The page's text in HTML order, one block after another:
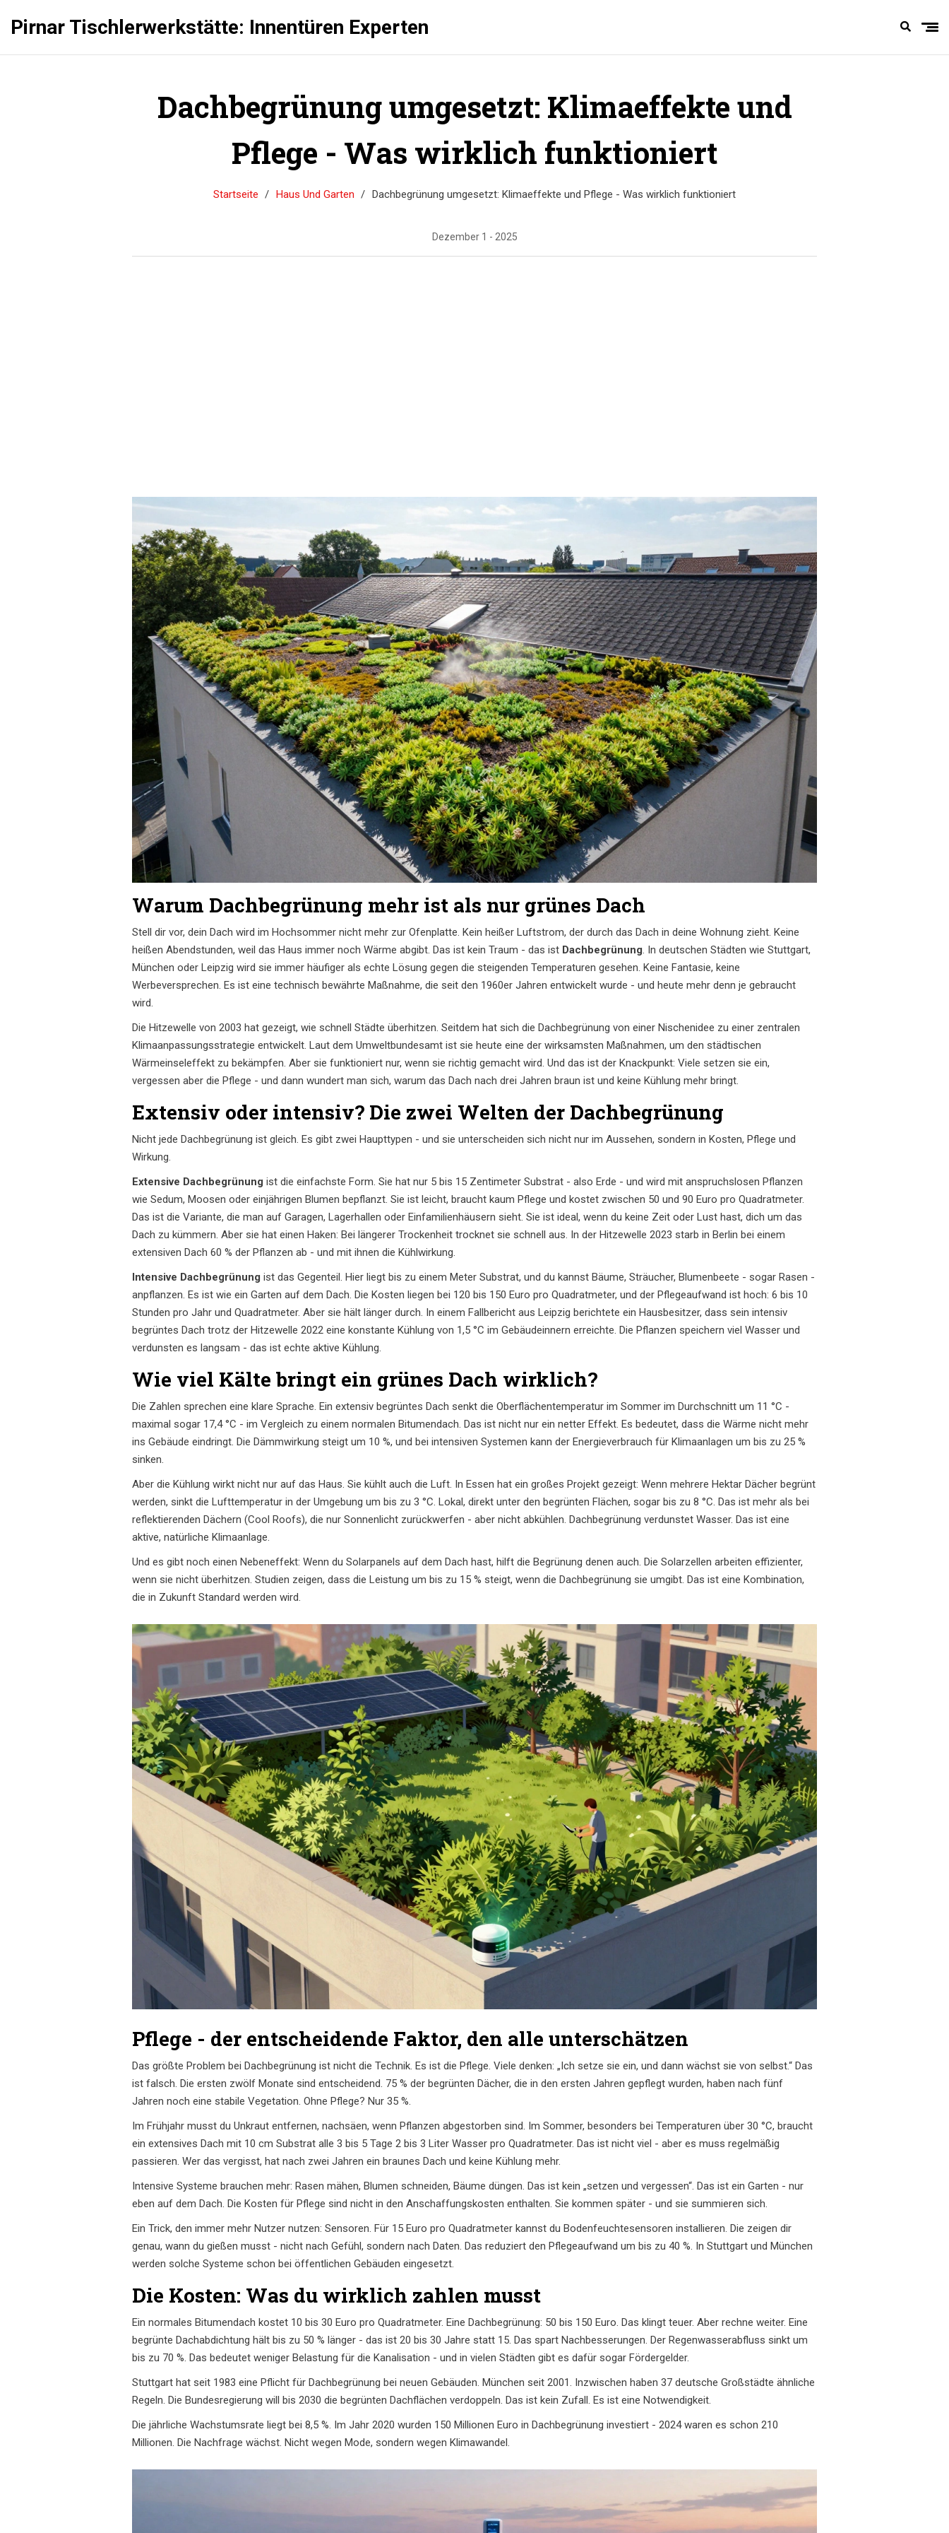
Pirnar Tischlerwerkstätte: Innentüren Experten
Dachbegrünung umgesetzt: Klimaeffekte und
Pflege - Was wirklich funktioniert
Startseite Haus Und Garten Dachbegrünung umgesetzt: Klimaeffekte und Pflege - Was wirklich funktioniert
Dezember 1 - 2025
Warum Dachbegrünung mehr ist als nur grünes Dach
Stell dir vor, dein Dach wird im Hochsommer nicht mehr zur Ofenplatte. Kein heißer Luftstrom, der durch das Dach in deine Wohnung zieht. Keine
heißen Abendstunden, weil das Haus immer noch Wärme abgibt. Das ist kein Traum - das ist Dachbegrünung. In deutschen Städten wie Stuttgart,
München oder Leipzig wird sie immer häufiger als echte Lösung gegen die steigenden Temperaturen gesehen. Keine Fantasie, keine
Werbeversprechen. Es ist eine technisch bewährte Maßnahme, die seit den 1960er Jahren entwickelt wurde - und heute mehr denn je gebraucht
wird.
Die Hitzewelle von 2003 hat gezeigt, wie schnell Städte überhitzen. Seitdem hat sich die Dachbegrünung von einer Nischenidee zu einer zentralen
Klimaanpassungsstrategie entwickelt. Laut dem Umweltbundesamt ist sie heute eine der wirksamsten Maßnahmen, um den städtischen
Wärmeinseleffekt zu bekämpfen. Aber sie funktioniert nur, wenn sie richtig gemacht wird. Und das ist der Knackpunkt: Viele setzen sie ein,
vergessen aber die Pflege - und dann wundert man sich, warum das Dach nach drei Jahren braun ist und keine Kühlung mehr bringt.
Extensiv oder intensiv? Die zwei Welten der Dachbegrünung
Nicht jede Dachbegrünung ist gleich. Es gibt zwei Haupttypen - und sie unterscheiden sich nicht nur im Aussehen, sondern in Kosten, Pflege und
Wirkung.
Extensive Dachbegrünung ist die einfachste Form. Sie hat nur 5 bis 15 Zentimeter Substrat - also Erde - und wird mit anspruchslosen Pflanzen
wie Sedum, Moosen oder einjährigen Blumen bepflanzt. Sie ist leicht, braucht kaum Pflege und kostet zwischen 50 und 90 Euro pro Quadratmeter.
Das ist die Variante, die man auf Garagen, Lagerhallen oder Einfamilienhäusern sieht. Sie ist ideal, wenn du keine Zeit oder Lust hast, dich um das
Dach zu kümmern. Aber sie hat einen Haken: Bei längerer Trockenheit trocknet sie schnell aus. In der Hitzewelle 2023 starb in Berlin bei einem
extensiven Dach 60 % der Pflanzen ab - und mit ihnen die Kühlwirkung.
Intensive Dachbegrünung ist das Gegenteil. Hier liegt bis zu einem Meter Substrat, und du kannst Bäume, Sträucher, Blumenbeete - sogar Rasen -
anpflanzen. Es ist wie ein Garten auf dem Dach. Die Kosten liegen bei 120 bis 150 Euro pro Quadratmeter, und der Pflegeaufwand ist hoch: 6 bis 10
Stunden pro Jahr und Quadratmeter. Aber sie hält länger durch. In einem Fallbericht aus Leipzig berichtete ein Hausbesitzer, dass sein intensiv
begrüntes Dach trotz der Hitzewelle 2022 eine konstante Kühlung von 1,5 °C im Gebäudeinnern erreichte. Die Pflanzen speichern viel Wasser und
verdunsten es langsam - das ist echte aktive Kühlung.
Wie viel Kälte bringt ein grünes Dach wirklich?
Die Zahlen sprechen eine klare Sprache. Ein extensiv begrüntes Dach senkt die Oberflächentemperatur im Sommer im Durchschnitt um 11 °C -
maximal sogar 17,4 °C - im Vergleich zu einem normalen Bitumendach. Das ist nicht nur ein netter Effekt. Es bedeutet, dass die Wärme nicht mehr
ins Gebäude eindringt. Die Dämmwirkung steigt um 10 %, und bei intensiven Systemen kann der Energieverbrauch für Klimaanlagen um bis zu 25 %
sinken.
Aber die Kühlung wirkt nicht nur auf das Haus. Sie kühlt auch die Luft. In Essen hat ein großes Projekt gezeigt: Wenn mehrere Hektar Dächer begrünt
werden, sinkt die Lufttemperatur in der Umgebung um bis zu 3 °C. Lokal, direkt unter den begrünten Flächen, sogar bis zu 8 °C. Das ist mehr als bei
reflektierenden Dächern (Cool Roofs), die nur Sonnenlicht zurückwerfen - aber nicht abkühlen. Dachbegrünung verdunstet Wasser. Das ist eine
aktive, natürliche Klimaanlage.
Und es gibt noch einen Nebeneffekt: Wenn du Solarpanels auf dem Dach hast, hilft die Begrünung denen auch. Die Solarzellen arbeiten effizienter,
wenn sie nicht überhitzen. Studien zeigen, dass die Leistung um bis zu 15 % steigt, wenn die Dachbegrünung sie umgibt. Das ist eine Kombination,
die in Zukunft Standard werden wird.
Pflege - der entscheidende Faktor, den alle unterschätzen
Das größte Problem bei Dachbegrünung ist nicht die Technik. Es ist die Pflege. Viele denken: „Ich setze sie ein, und dann wächst sie von selbst.“ Das
ist falsch. Die ersten zwölf Monate sind entscheidend. 75 % der begrünten Dächer, die in den ersten Jahren gepflegt wurden, haben nach fünf
Jahren noch eine stabile Vegetation. Ohne Pflege? Nur 35 %.
Im Frühjahr musst du Unkraut entfernen, nachsäen, wenn Pflanzen abgestorben sind. Im Sommer, besonders bei Temperaturen über 30 °C, braucht
ein extensives Dach mit 10 cm Substrat alle 3 bis 5 Tage 2 bis 3 Liter Wasser pro Quadratmeter. Das ist nicht viel - aber es muss regelmäßig
passieren. Wer das vergisst, hat nach zwei Jahren ein braunes Dach und keine Kühlung mehr.
Intensive Systeme brauchen mehr: Rasen mähen, Blumen schneiden, Bäume düngen. Das ist kein „setzen und vergessen“. Das ist ein Garten - nur
eben auf dem Dach. Die Kosten für Pflege sind nicht in den Anschaffungskosten enthalten. Sie kommen später - und sie summieren sich.
Ein Trick, den immer mehr Nutzer nutzen: Sensoren. Für 15 Euro pro Quadratmeter kannst du Bodenfeuchtesensoren installieren. Die zeigen dir
genau, wann du gießen musst - nicht nach Gefühl, sondern nach Daten. Das reduziert den Pflegeaufwand um bis zu 40 %. In Stuttgart und München
werden solche Systeme schon bei öffentlichen Gebäuden eingesetzt.
Die Kosten: Was du wirklich zahlen musst
Ein normales Bitumendach kostet 10 bis 30 Euro pro Quadratmeter. Eine Dachbegrünung: 50 bis 150 Euro. Das klingt teuer. Aber rechne weiter. Eine
begrünte Dachabdichtung hält bis zu 50 % länger - das ist 20 bis 30 Jahre statt 15. Das spart Nachbesserungen. Der Regenwasserabfluss sinkt um
bis zu 70 %. Das bedeutet weniger Belastung für die Kanalisation - und in vielen Städten gibt es dafür sogar Fördergelder.
Stuttgart hat seit 1983 eine Pflicht für Dachbegrünung bei neuen Gebäuden. München seit 2001. Inzwischen haben 37 deutsche Großstädte ähnliche
Regeln. Die Bundesregierung will bis 2030 die begrünten Dachflächen verdoppeln. Das ist kein Zufall. Es ist eine Notwendigkeit.
Die jährliche Wachstumsrate liegt bei 8,5 %. Im Jahr 2020 wurden 150 Millionen Euro in Dachbegrünung investiert - 2024 waren es schon 210
Millionen. Die Nachfrage wächst. Nicht wegen Mode, sondern wegen Klimawandel.